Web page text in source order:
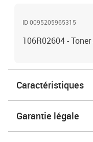
ID 0095205965315
106R02604 -
Caractéristiques
Garantie légale